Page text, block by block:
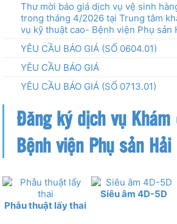
Thư mời báo giá dịch vụ vệ sinh
trong tháng 4/2026 tại Trung tâm
vụ kỹ thuật cao- Bệnh viện Phụ sản
YÊU CẦU BÁO GIÁ (SỐ 0604.01)
YÊU CẦU BÁO GIÁ
YÊU CẦU BÁO GIÁ (SỐ 0713.01)
Đăng ký dịch vụ Khám
Bệnh viện Phụ sản Hải
Phẫu thuật lấy thai
Siêu âm 4D-5D